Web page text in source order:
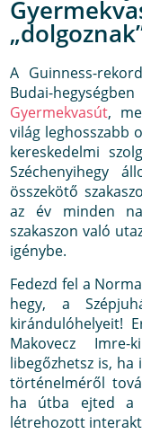
A Guinness-
Budai-
Gyermekvasút,
világ leghosszabb
kereskedelmi
Széchenyihegy
összekötő
az év minden
szakaszon való
igénybe.
Fedezd fel a
hegy, a
kirándulóhelyeit!
Makovecz
libegőzhetsz is,
történelméről
ha útba ejted a
létrehozott